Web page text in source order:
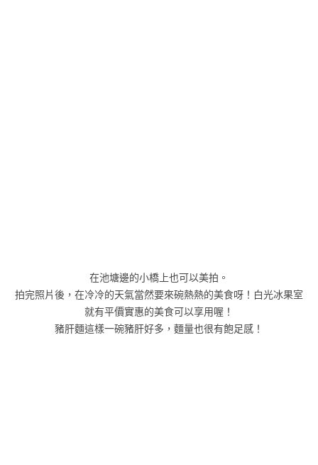
在池塘邊的小橋上也可以美拍。
拍完照片後，在冷冷的天氣當然要來碗熱熱的美食呀！白光冰果室
就有平價實惠的美食可以享用喔！
豬肝麵這樣一碗豬肝好多，麵量也很有飽足感！